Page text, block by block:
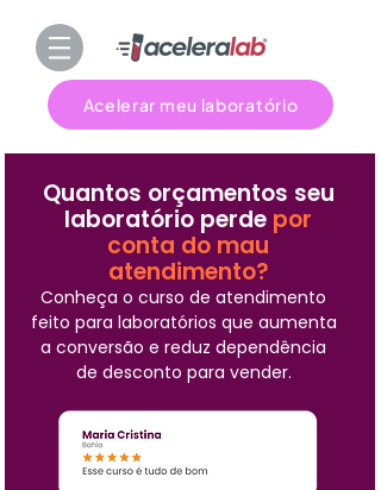
Acelerar meu laboratório
Quantos orçamentos seu
laboratório perde por
conta do mau
atendimento?
Conheça o curso de atendimento
feito para laboratórios que aumenta
a conversão e reduz dependência
de desconto para vender.